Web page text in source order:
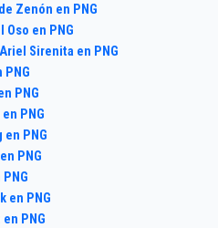
Zenón en PNG
Oso en PNG
Sirenita en PNG
PNG
PNG
PNG
en PNG
PNG
en PNG
PNG